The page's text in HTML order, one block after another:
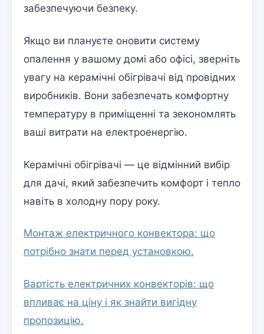
забезпечуючи безпеку.
Якщо ви плануєте оновити систему
опалення у вашому домі або офісі, зверніть
увагу на керамічні обігрівачі від провідних
виробників. Вони забезпечать комфортну
температуру в приміщенні та зекономлять
ваші витрати на електроенергію.
Керамічні обігрівачі — це відмінний вибір
для дачі, який забезпечить комфорт і тепло
навіть в холодну пору року.
Монтаж електричного конвектора: що
потрібно знати перед установкою.
Вартість електричних конвекторів: що
впливає на ціну і як знайти вигідну
пропозицію.